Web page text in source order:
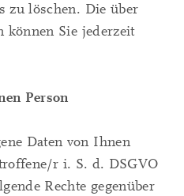
zu löschen. Die über
können Sie jederzeit
Person
Daten von Ihnen
r i. S. d. DSGVO
Rechte gegenüber